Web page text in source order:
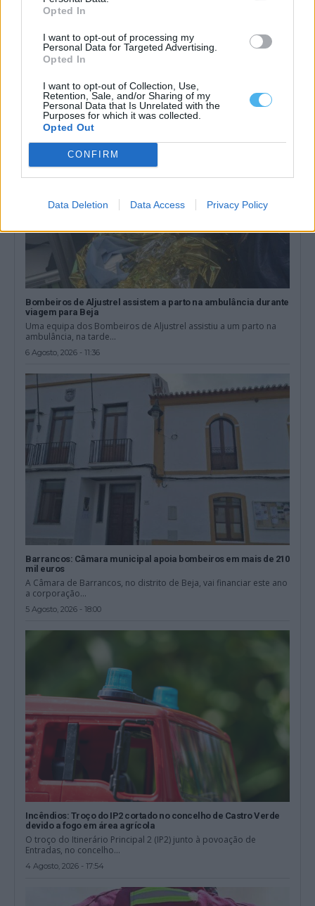
Opted In
I want to opt-out of processing my
Personal Data for Targeted Advertising.
Opted In
I want to opt-out of Collection, Use,
Retention, Sale, and/or Sharing of my
Personal Data that Is Unrelated with the
Purposes for which it was collected.
Opted Out
CONFIRM
Data Deletion Data Access Privacy Policy
Arronches: Incêndio agrícola mobiliza mais de meia centena
de operacionais
Monte do Vidigão de...
6 Agosto, 2026 - 13:00
Bombeiros de Aljustrel assistem a parto na ambulância durante
viagem para Beja
Uma equipa dos Bombeiros de Aljustrel assistiu a um parto na
ambulância, na tarde...
6 Agosto, 2026 - 11:36
Barrancos: Câmara municipal apoia bombeiros em mais de 210
mil euros
A Câmara de Barrancos, no distrito de Beja, vai financiar este ano
a corporação...
5 Agosto, 2026 - 18:00
Incêndios: Troço do IP2 cortado no concelho de Castro Verde
devido a fogo em área agrícola
O troço do Itinerário Principal 2 (IP2) junto à povoação de
Entradas, no concelho...
4 Agosto, 2026 - 17:54